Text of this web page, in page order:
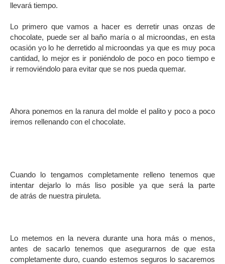
llevará tiempo.
Lo primero que vamos a hacer es derretir unas onzas de
chocolate, puede ser al baño maría o al microondas, en esta
ocasión yo lo he derretido al microondas ya que es muy poca
cantidad, lo mejor es ir poniéndolo de poco en poco tiempo e
ir removiéndolo para evitar que se nos pueda quemar.
Ahora ponemos en la ranura del molde el palito y poco a poco
iremos rellenando con el chocolate.
Cuando lo tengamos completamente relleno tenemos que
intentar dejarlo lo más liso posible ya que será la parte
de atrás de nuestra piruleta.
Lo metemos en la nevera durante una hora más o menos,
antes de sacarlo tenemos que asegurarnos de que esta
completamente duro, cuando estemos seguros lo sacaremos